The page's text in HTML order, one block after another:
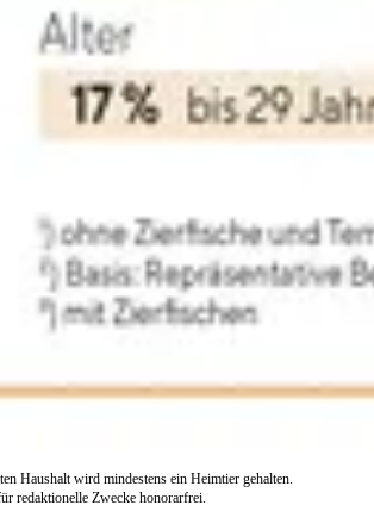
Haushalt wird mindestens ein Heimtier gehalten.
redaktionelle Zwecke honorarfrei.